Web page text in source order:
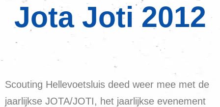
Jota Joti 2012
Scouting Hellevoetsluis deed weer mee met de
jaarlijkse JOTA/JOTI, het jaarlijkse evenement